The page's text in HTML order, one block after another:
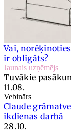
Vai,
ir obligāts?
Jaunais uzņēmējs
Tuvākie
11.08.
Vebinārs
Claude
ikdienas darbā
28.10.